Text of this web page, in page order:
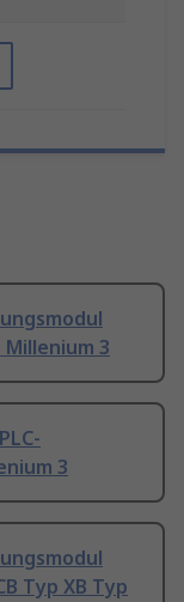
3
3
Typ XB Typ